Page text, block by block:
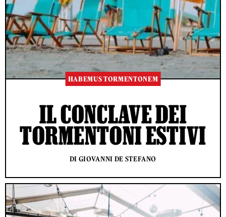
HABEMUS TORMENTONEM
IL CONCLAVE DEI
TORMENTONI ESTIVI
DI GIOVANNI DE STEFANO